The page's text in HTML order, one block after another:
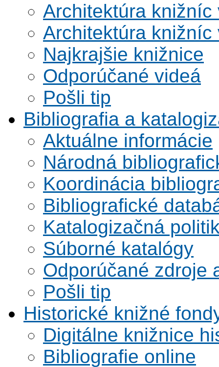
Architektúra knižníc
Architektúra knižníc
Najkrajšie knižnice
Odporúčané videá
Pošli tip
Bibliografia a
Aktuálne informácie
Národná
Koordinácia
Bibliografické
Katalogizačná
Súborné katalógy
Odporúčané zdroje
Pošli tip
Historické knižné
Digitálne knižnice
Bibliografie online